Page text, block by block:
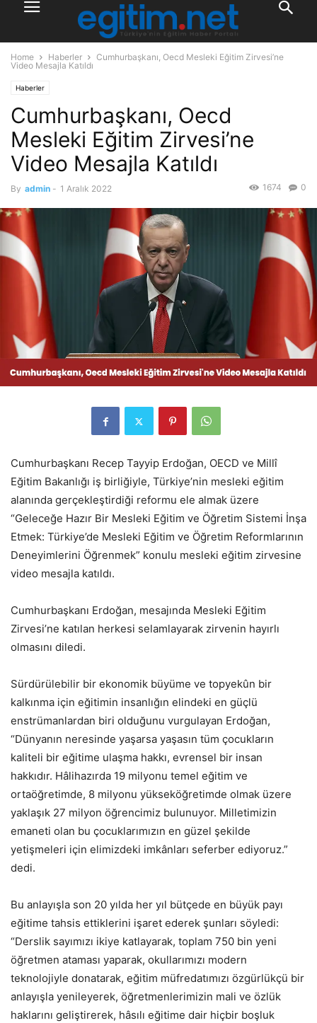
Home Haberler
Cumhurbaşkanı, Oecd Mesleki Eğitim Zirvesi’ne
Video Mesajla Katıldı
Haberler
Cumhurbaşkanı, Oecd
Mesleki Eğitim Zirvesi’ne
Video Mesajla Katıldı
By admin - 1 Aralık 2022 0
1674
Cumhurbaşkanı Recep Tayyip Erdoğan, OECD ve Millî
Eğitim Bakanlığı iş birliğiyle, Türkiye’nin mesleki eğitim
alanında gerçekleştirdiği reformu ele almak üzere
“Geleceğe Hazır Bir Mesleki Eğitim ve Öğretim Sistemi İnşa
Etmek: Türkiye’de Mesleki Eğitim ve Öğretim Reformlarının
Deneyimlerini Öğrenmek” konulu mesleki eğitim zirvesine
video mesajla katıldı.
Cumhurbaşkanı Erdoğan, mesajında Mesleki Eğitim
Zirvesi’ne katılan herkesi selamlayarak zirvenin hayırlı
olmasını diledi.
Sürdürülebilir bir ekonomik büyüme ve topyekûn bir
kalkınma için eğitimin insanlığın elindeki en güçlü
enstrümanlardan biri olduğunu vurgulayan Erdoğan,
“Dünyanın neresinde yaşarsa yaşasın tüm çocukların
kaliteli bir eğitime ulaşma hakkı, evrensel bir insan
hakkıdır. Hâlihazırda 19 milyonu temel eğitim ve
ortaöğretimde, 8 milyonu yükseköğretimde olmak üzere
yaklaşık 27 milyon öğrencimiz bulunuyor. Milletimizin
emaneti olan bu çocuklarımızın en güzel şekilde
yetişmeleri için elimizdeki imkânları seferber ediyoruz.”
dedi.
Bu anlayışla son 20 yılda her yıl bütçede en büyük payı
eğitime tahsis ettiklerini işaret ederek şunları söyledi:
“Derslik sayımızı ikiye katlayarak, toplam 750 bin yeni
öğretmen ataması yaparak, okullarımızı modern
teknolojiyle donatarak, eğitim müfredatımızı özgürlükçü bir
anlayışla yenileyerek, öğretmenlerimizin mali ve özlük
haklarını geliştirerek, hâsılı eğitime dair hiçbir boşluk